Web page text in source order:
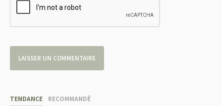
TENDANCE RECOMMANDÉ